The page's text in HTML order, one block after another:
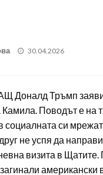
Posted
30.04.2026
Доналд Тръмп
Камила. Поводът е
си
не успя да
визита в Щатите.
загинали